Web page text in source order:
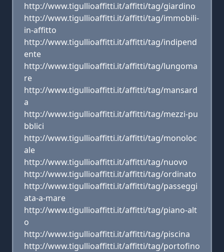
http://www.tigullioaffitti.it/affitti/tag/giardino
http://www.tigullioaffitti.it/affitti/tag/immobili-
in-affitto
http://www.tigullioaffitti.it/affitti/tag/indipend
ente
http://www.tigullioaffitti.it/affitti/tag/lungoma
re
http://www.tigullioaffitti.it/affitti/tag/mansard
a
http://www.tigullioaffitti.it/affitti/tag/mezzi-pu
bblici
http://www.tigullioaffitti.it/affitti/tag/monoloc
ale
http://www.tigullioaffitti.it/affitti/tag/nuovo
http://www.tigullioaffitti.it/affitti/tag/ordinato
http://www.tigullioaffitti.it/affitti/tag/passeggi
ata-a-mare
http://www.tigullioaffitti.it/affitti/tag/piano-alt
o
http://www.tigullioaffitti.it/affitti/tag/piscina
http://www.tigullioaffitti.it/affitti/tag/portofino